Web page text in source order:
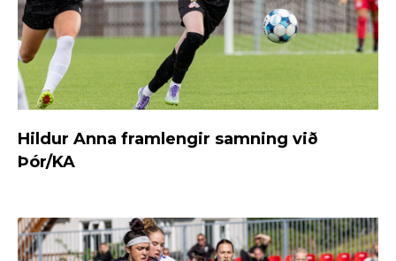
Hildur Anna framlengir samning við
Þór/KA